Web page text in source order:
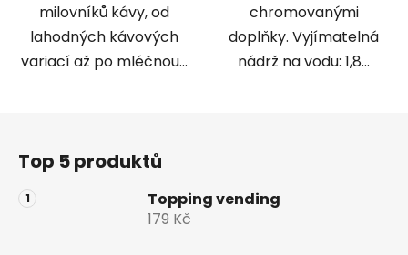
milovníků kávy, od
lahodných kávových
variací až po mléčnou...
chromovanými
doplňky. Vyjímatelná
nádrž na vodu: 1,8...
Top 5 produktů
Topping vending
179 Kč